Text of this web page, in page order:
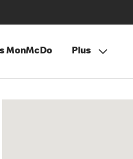
MonMcDo Plus